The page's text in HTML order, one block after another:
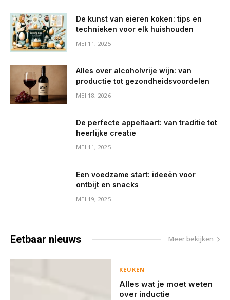
De kunst van eieren koken: tips en
technieken voor elk huishouden
MEI 11, 2025
Alles over alcoholvrije wijn: van
productie tot gezondheidsvoordelen
MEI 18, 2026
De perfecte appeltaart: van traditie tot
heerlijke creatie
MEI 11, 2025
Een voedzame start: ideeën voor
ontbijt en snacks
MEI 19, 2025
Eetbaar nieuws Meer bekijken
KEUKEN
Alles wat je moet weten
over inductie